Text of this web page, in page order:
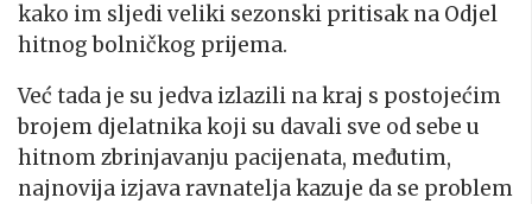
kako im sljedi veliki sezonski pritisak na Odjel
hitnog bolničkog prijema.
Već tada je su jedva izlazili na kraj s postojećim
brojem djelatnika koji su davali sve od sebe u
hitnom zbrinjavanju pacijenata, međutim,
najnovija izjava ravnatelja kazuje da se problem